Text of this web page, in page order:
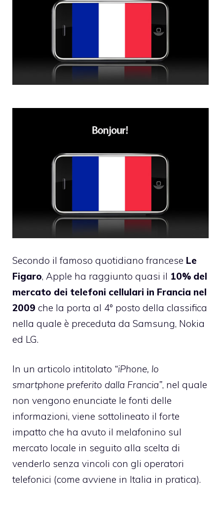
Secondo il famoso quotidiano francese Le
Figaro, Apple ha raggiunto quasi il 10% del
mercato dei telefoni cellulari in Francia nel
2009 che la porta al 4° posto della classifica
nella quale è preceduta da Samsung, Nokia
ed LG.
In un articolo intitolato “iPhone, lo
smartphone preferito dalla Francia”, nel quale
non vengono enunciate le fonti delle
informazioni, viene sottolineato il forte
impatto che ha avuto il melafonino sul
mercato locale in seguito alla scelta di
venderlo senza vincoli con gli operatori
telefonici (come avviene in Italia in pratica).